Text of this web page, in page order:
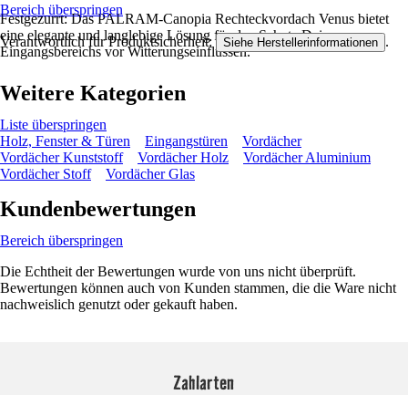
Festgezurrt: Das PALRAM-Canopia Rechteckvordach Venus bietet
eine elegante und langlebige Lösung für den Schutz Deines
Eingangsbereichs vor Witterungseinflüssen.
Bereich überspringen
Verantwortlich für Produktsicherheit: Siehe Herstellerinformationen .
Weitere Kategorien
Liste überspringen
Holz, Fenster & Türen
Eingangstüren
Vordächer
Vordächer Kunststoff
Vordächer Holz
Vordächer Aluminium
Vordächer Stoff
Vordächer Glas
Kundenbewertungen
Bereich überspringen
Die Echtheit der Bewertungen wurde von uns nicht überprüft.
Bewertungen können auch von Kunden stammen, die die Ware nicht
nachweislich genutzt oder gekauft haben.
Zahlarten